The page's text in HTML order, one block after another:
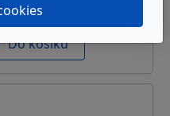
Do košíku